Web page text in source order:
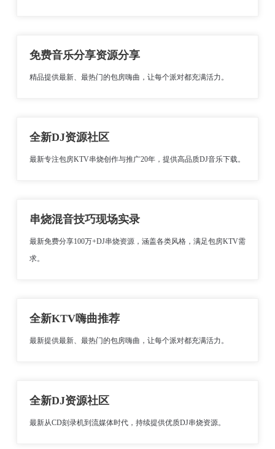
免费音乐分享资源分享
精品提供最新、最热门的包房嗨曲，让每个派对都充满活力。
全新DJ资源社区
最新专注包房KTV串烧创作与推广20年，提供高品质DJ音乐下载。
串烧混音技巧现场实录
最新免费分享100万+DJ串烧资源，涵盖各类风格，满足包房KTV需
求。
全新KTV嗨曲推荐
最新提供最新、最热门的包房嗨曲，让每个派对都充满活力。
全新DJ资源社区
最新从CD刻录机到流媒体时代，持续提供优质DJ串烧资源。